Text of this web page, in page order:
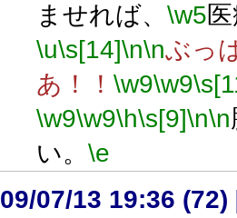
ませれば、 \w5
\u\s[14]\n\nぶっ
あ！！ \w9\w9
\w9\w9\h\s[9]\n\n
い。 \e
09/07/13 19:36 (72)